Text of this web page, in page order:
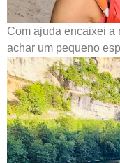
Com ajuda encaixei a
achar um pequeno